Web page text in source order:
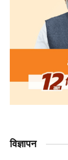
विज्ञापन